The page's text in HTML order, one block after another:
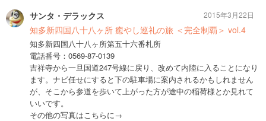
サンタ・デラックス
知多新四国八十八ヶ所 癒やし巡礼の旅 ＜完全制覇＞ vol.4
知多新四国八十八ヶ所第五十六番札所
電話番号：0569-87-0139
吉祥寺から一旦国道247号線に戻り、改めて内陸に入ることになり
ます。ナビ任せにすると下の駐車場に案内されるかもしれません
が、そこから参道を歩いて上がった方が途中の稲荷様とか見れて
いいです。
その他の写真はこちらに→
2015年3月22日